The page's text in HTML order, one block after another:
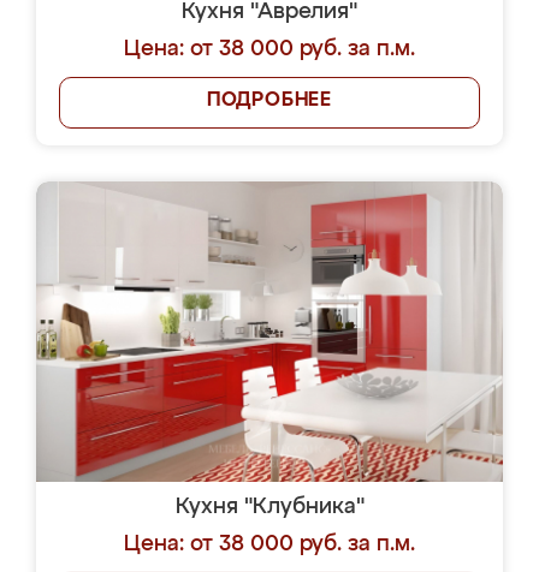
Кухня "Аврелия"
Цена: от 38 000 руб. за п.м.
ПОДРОБНЕЕ
Кухня "Клубника"
Цена: от 38 000 руб. за п.м.